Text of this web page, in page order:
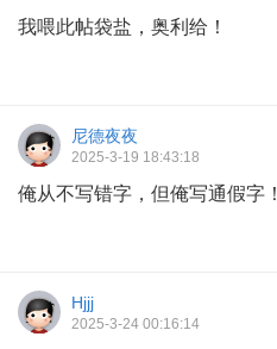
我喂此帖袋盐，奥利给！
尼德夜夜
2025-3-19 18:43:18
俺从不写错字，但俺写通假字！
Hjjj
2025-3-24 00:16:14